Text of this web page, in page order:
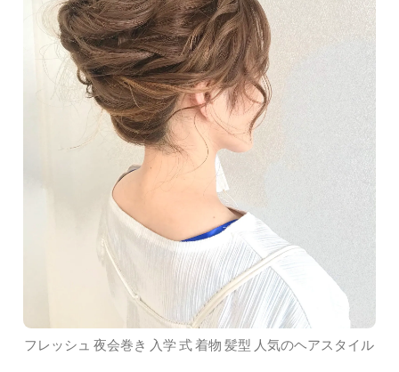
フレッシュ 夜会巻き 入学 式 着物 髪型 人気のヘアスタイル